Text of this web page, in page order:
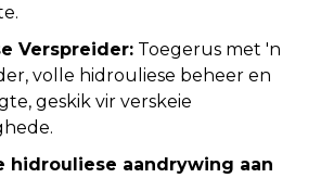
Verspreider:Toegerus met 'n
volle hidrouliese beheer en
geskik vir verskeie
hidrouliese aandrywing aan